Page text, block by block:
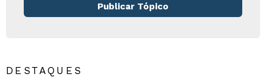
Publicar Tópico
DESTAQUES